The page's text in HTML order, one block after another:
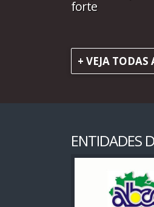
forte
+ VEJA TODAS
ENTIDADES